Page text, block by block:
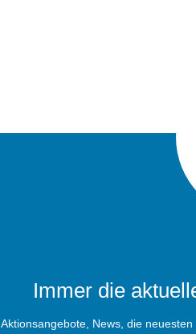
Immer die
News, die